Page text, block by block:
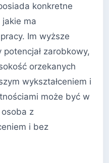
konkretne
ma
Im wyższe
zarobkowy,
orzekanych
wykształceniem i
może być w
z
i bez